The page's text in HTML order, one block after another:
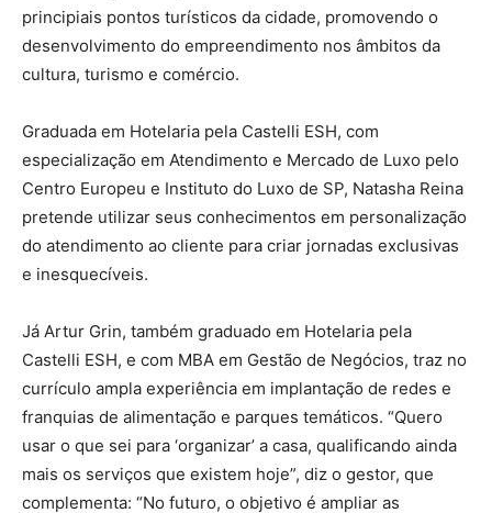
principiais pontos turísticos da cidade, promovendo o
desenvolvimento do empreendimento nos âmbitos da
cultura, turismo e comércio.
Graduada em Hotelaria pela Castelli ESH, com
especialização em Atendimento e Mercado de Luxo pelo
Centro Europeu e Instituto do Luxo de SP, Natasha Reina
pretende utilizar seus conhecimentos em personalização
do atendimento ao cliente para criar jornadas exclusivas
e inesquecíveis.
Já Artur Grin, também graduado em Hotelaria pela
Castelli ESH, e com MBA em Gestão de Negócios, traz no
currículo ampla experiência em implantação de redes e
franquias de alimentação e parques temáticos. “Quero
usar o que sei para ‘organizar’ a casa, qualificando ainda
mais os serviços que existem hoje”, diz o gestor, que
complementa: “No futuro, o objetivo é ampliar as